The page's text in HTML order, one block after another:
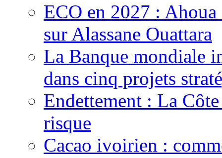
ECO en 2027 :
sur Alassane Ouattara
La Banque mondiale
dans cinq projets
Endettement : La
risque
Cacao ivoirien :